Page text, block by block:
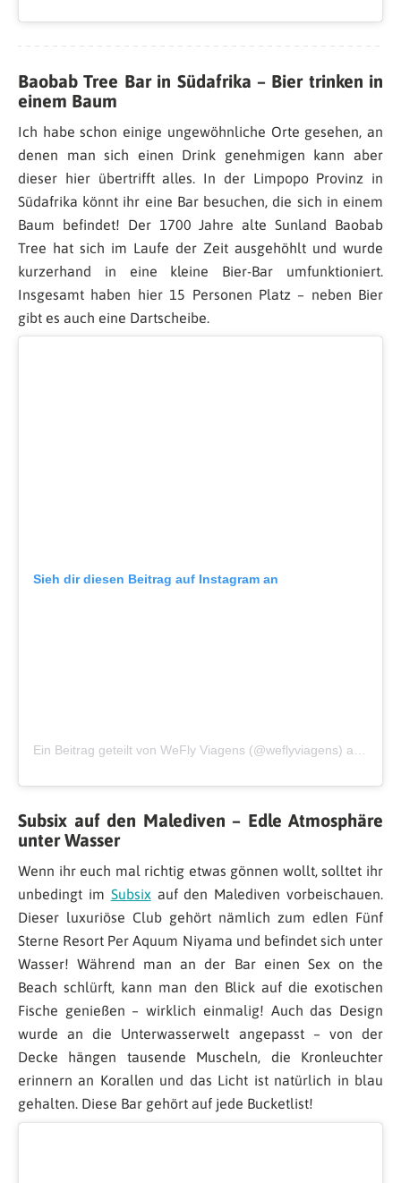
Baobab Tree Bar in Südafrika – Bier trinken in
einem Baum
Ich habe schon einige ungewöhnliche Orte gesehen, an
denen man sich einen Drink genehmigen kann aber
dieser hier übertrifft alles. In der Limpopo Provinz in
Südafrika könnt ihr eine Bar besuchen, die sich in einem
Baum befindet! Der 1700 Jahre alte Sunland Baobab
Tree hat sich im Laufe der Zeit ausgehöhlt und wurde
kurzerhand in eine kleine Bier-Bar umfunktioniert.
Insgesamt haben hier 15 Personen Platz – neben Bier
gibt es auch eine Dartscheibe.
Sieh dir diesen Beitrag auf Instagram an
Ein Beitrag geteilt von WeFly Viagens (@weflyviagens) am
Subsix auf den Malediven – Edle Atmosphäre
unter Wasser
Wenn ihr euch mal richtig etwas gönnen wollt, solltet ihr
unbedingt im Subsix auf den Malediven vorbeischauen.
Dieser luxuriöse Club gehört nämlich zum edlen Fünf
Sterne Resort Per Aquum Niyama und befindet sich unter
Wasser! Während man an der Bar einen Sex on the
Beach schlürft, kann man den Blick auf die exotischen
Fische genießen – wirklich einmalig! Auch das Design
wurde an die Unterwasserwelt angepasst – von der
Decke hängen tausende Muscheln, die Kronleuchter
erinnern an Korallen und das Licht ist natürlich in blau
gehalten. Diese Bar gehört auf jede Bucketlist!